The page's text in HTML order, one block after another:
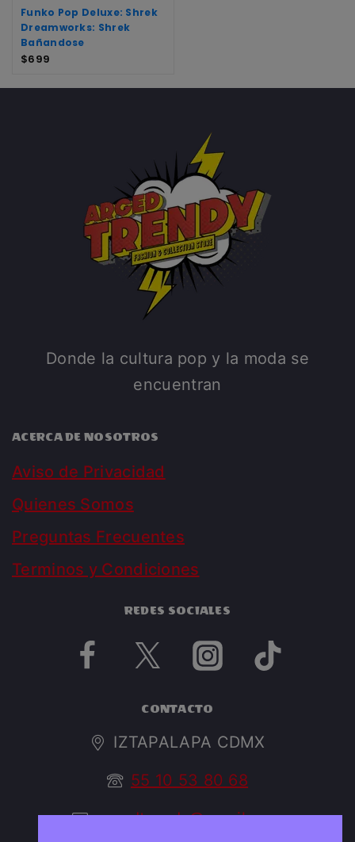
Funko Pop Deluxe: Shrek
Dreamworks: Shrek
Bañandose
$699
Donde la cultura pop y la moda se
encuentran
ACERCA DE NOSOTROS
Aviso de Privacidad
Quienes Somos
Preguntas Frecuentes
Terminos y Condiciones
REDES SOCIALES
CONTACTO
IZTAPALAPA CDMX
55 10 53 80 68
argedtrendy@gmail.com